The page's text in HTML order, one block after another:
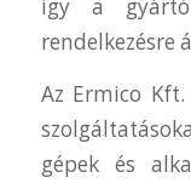
így a gyártó
rendelkezésre
Az Ermico
gépek és